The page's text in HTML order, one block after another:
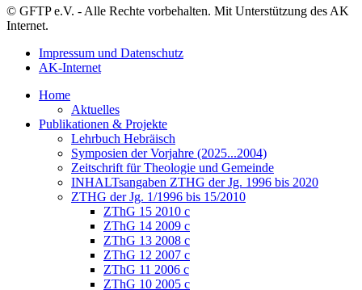
© GFTP e.V. - Alle Rechte vorbehalten. Mit Unterstützung des AK
Internet.
Impressum und Datenschutz
AK-Internet
Home
Aktuelles
Publikationen & Projekte
Lehrbuch Hebräisch
Symposien der Vorjahre (2025...2004)
Zeitschrift für Theologie und Gemeinde
INHALTsangaben ZTHG der Jg. 1996 bis 2020
ZTHG der Jg. 1/1996 bis 15/2010
ZThG 15 2010 c
ZThG 14 2009 c
ZThG 13 2008 c
ZThG 12 2007 c
ZThG 11 2006 c
ZThG 10 2005 c